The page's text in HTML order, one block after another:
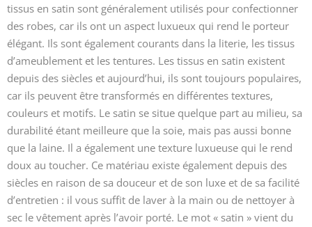
tissus en satin sont généralement utilisés pour confectionner
des robes, car ils ont un aspect luxueux qui rend le porteur
élégant. Ils sont également courants dans la literie, les tissus
d’ameublement et les tentures. Les tissus en satin existent
depuis des siècles et aujourd’hui, ils sont toujours populaires,
car ils peuvent être transformés en différentes textures,
couleurs et motifs. Le satin se situe quelque part au milieu, sa
durabilité étant meilleure que la soie, mais pas aussi bonne
que la laine. Il a également une texture luxueuse qui le rend
doux au toucher. Ce matériau existe également depuis des
siècles en raison de sa douceur et de son luxe et de sa facilité
d’entretien : il vous suffit de laver à la main ou de nettoyer à
sec le vêtement après l’avoir porté. Le mot « satin » vient du